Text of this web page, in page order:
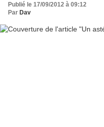
Publié le 17/09/2012 à 09:12
Par Dav